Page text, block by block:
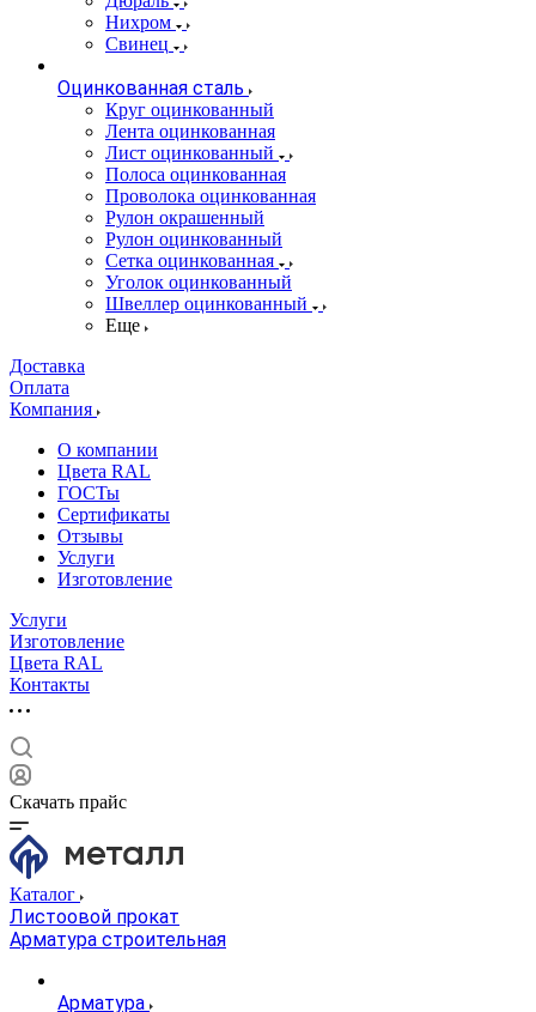
Нихром
Свинец
Оцинкованная сталь
Круг оцинкованный
Лента оцинкованная
Лист оцинкованный
Полоса оцинкованная
Проволока оцинкованная
Рулон окрашенный
Рулон оцинкованный
Сетка оцинкованная
Уголок оцинкованный
Швеллер оцинкованный
Еще
Доставка
Оплата
Компания
О компании
Цвета RAL
ГОСТы
Сертификаты
Отзывы
Услуги
Изготовление
Услуги
Изготовление
Цвета RAL
Контакты
Скачать прайс
Каталог
Листоовой прокат
Арматура строительная
Арматура